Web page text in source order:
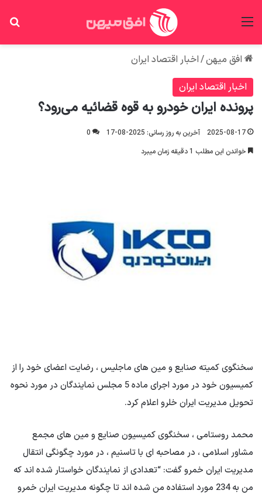
افق میهن/اخبار اقتصاد ایران
اخبار اقتصاد ایران
پرونده ایران خودرو به قوه قضائیه می‌رود؟
2025-08-17 آخرین به روز رسانی: 2025-08-17
0
خواندن این مطلب 1 دقیقه زمان میبرد
سخنگوی کمیته صنایع و مین های ماجلیس ، رضایت اعضای خود را از
کمیسیون خود در مورد اجرای ماده 5 مجلس نمایندگان در مورد نحوه
تحویل مدیریت ایران خلرو اعلام کرد.
محمد روستامی ، سخنگوی کمیسیون صنایع و مین های مجمع
مشاور اسلامی ، در مصاحبه ای با تاسنیم ، در مورد چگونگی انتقال
مدیریت ایران خمرو گفت: “تعدادی از نمایندگان خواستار شده اند که
من به 234 مورد استفاده من شده اند تا چگونه مدیریت ایران خمرو